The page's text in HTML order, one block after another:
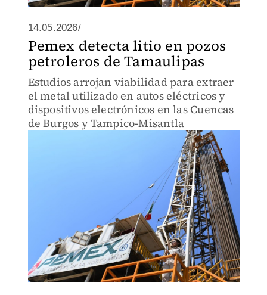
14.05.2026/
Pemex detecta litio en pozos
petroleros de Tamaulipas
Estudios arrojan viabilidad para extraer
el metal utilizado en autos eléctricos y
dispositivos electrónicos en las Cuencas
de Burgos y Tampico-Misantla